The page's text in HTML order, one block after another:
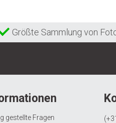
Größte Sammlung von
gestellte Fragen